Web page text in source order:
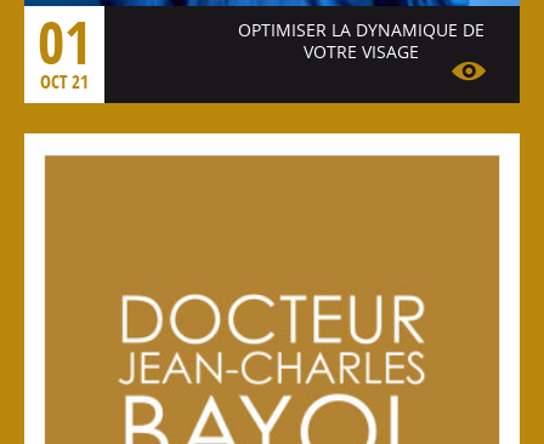
01
OCT 21
OPTIMISER LA DYNAMIQUE DE
VOTRE VISAGE
Voir l'article